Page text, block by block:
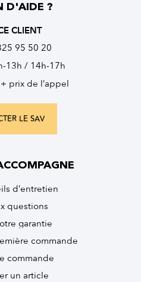
D'AIDE ?
CLIENT
95 50 20
13h / 14h-17h
prix de l’appel
LE SAV
d’entretien
questions
garantie
commande
commande
un article